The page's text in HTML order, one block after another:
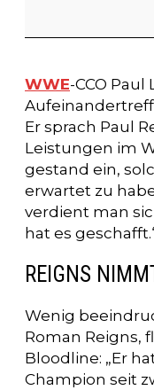
WWE-CCO
Er sprach Paul
Leistungen im
gestand ein,
erwartet zu
verdient man
hat es
REIGNS
Wenig
Roman Reigns,
Bloodline: „Er
Champion seit